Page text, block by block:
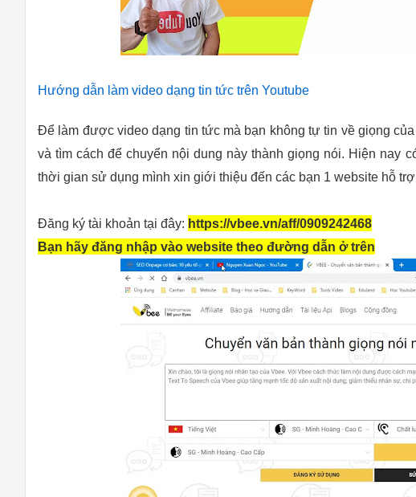
Hướng dẫn làm video dạng tin tức trên Youtube
Để làm được video dạng tin tức mà bạn không tự tin về giọng
và tìm cách để chuyển nội dung này thành giọng nói. Hiện nay
thời gian sử dụng mình xin giới thiệu đến các bạn 1 website hỗ
Đăng ký tài khoản tại đây: https://vbee.vn/aff/0909242468
Bạn hãy đăng nhập vào website theo đường dẫn ở trên